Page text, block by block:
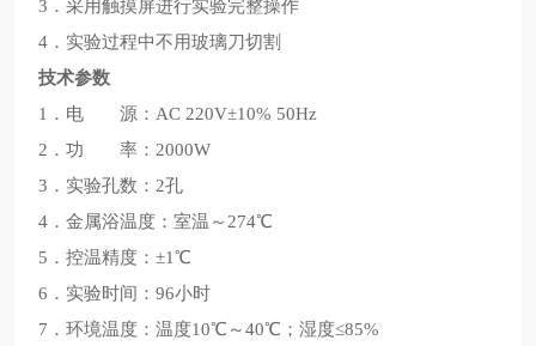
3．采用触摸屏进行实验完整操作
4．实验过程中不用玻璃刀切割
技术参数
1．电 源：AC 220V±10% 50Hz
2．功 率：2000W
3．实验孔数：2孔
4．金属浴温度：室温～274℃
5．控温精度：±1℃
6．实验时间：96小时
7．环境温度：温度10℃～40℃；湿度≤85%